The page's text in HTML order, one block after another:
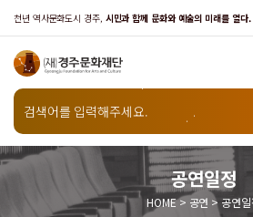
천년 역사문화도시 경주, 시민과 함께 문화와 예술의 미래를 열다.
공연일정
HOME > 공연 > 공연일
공연